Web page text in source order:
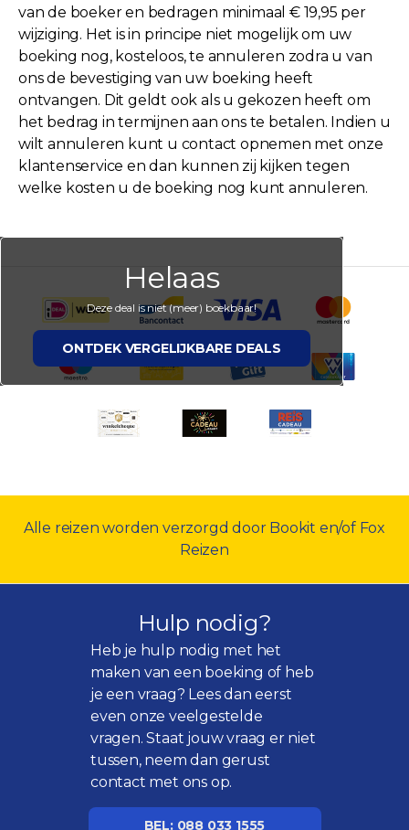
van de boeker en bedragen minimaal € 19,95 per
wijziging. Het is in principe niet mogelijk om uw
boeking nog, kosteloos, te annuleren zodra u van
ons de bevestiging van uw boeking heeft
ontvangen. Dit geldt ook als u gekozen heeft om
het bedrag in termijnen aan ons te betalen. Indien u
wilt annuleren kunt u contact opnemen met onze
klantenservice en dan kunnen zij kijken tegen
welke kosten u de boeking nog kunt annuleren.
Helaas
Deze deal is niet (meer) boekbaar!
ONTDEK VERGELIJKBARE DEALS
Alle reizen worden verzorgd door Bookit en/of Fox
Reizen
Hulp nodig?
Heb je hulp nodig met het
maken van een boeking of heb
je een vraag? Lees dan eerst
even onzeveelgestelde
vragen. Staat jouw vraag er niet
tussen, neem dan gerust
contact met ons op.
BEL: 088 033 1555